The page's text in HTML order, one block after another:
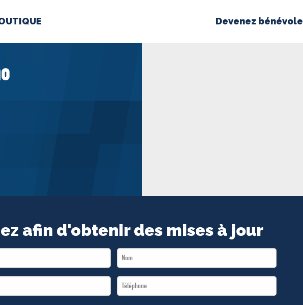
Devenez bénévole
constitutifs
MÉDIAS
afin d'obtenir des mises à jour
Last
Name
Téléphone
*